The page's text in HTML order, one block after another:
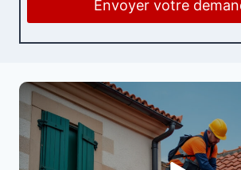
Envoyer votre